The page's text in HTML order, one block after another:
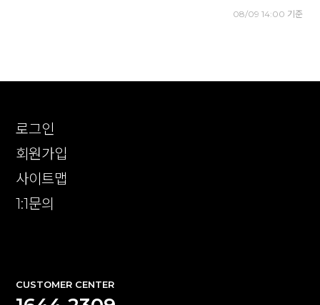
08/09 14:00 기준
로그인
회원가입
사이트맵
1:1문의
CUSTOMER CENTER